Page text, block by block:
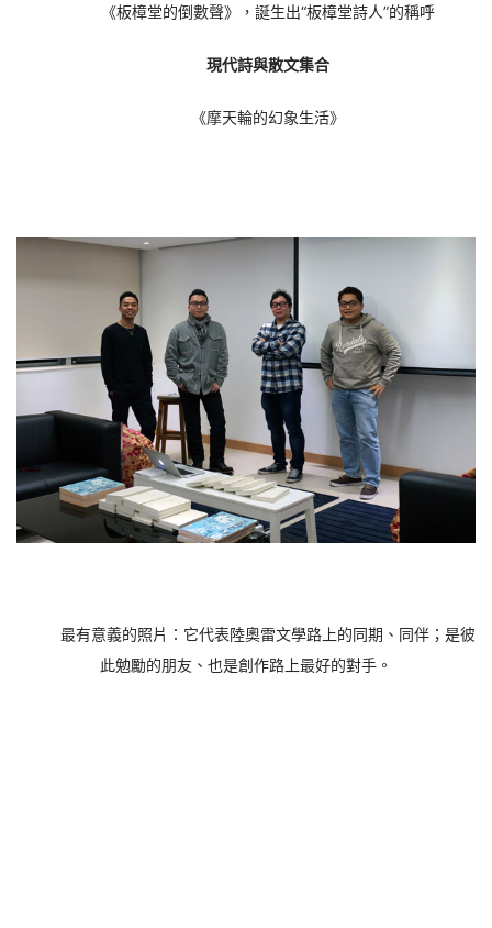
《板樟堂的倒數聲》，誕生出“板樟堂詩人”的稱呼
現代詩與散文集合
《摩天輪的幻象生活》
最有意義的照片：它代表陸奧雷文學路上的同期、同伴；是彼
此勉勵的朋友、也是創作路上最好的對手。